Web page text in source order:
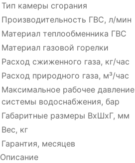
Тип камеры сгорания
Производительность ГВC, л/мин
Материал теплообменника ГВС
Материал газовой горелки
Расход cжиженного газа, кг/час
Расход природного газа, м³/час
Максимальное рабочее давление
системы водоснабжения, бар
Габаритные размеры ВхШхГ, мм
Вес, кг
Гарантия, месяцев
Описание